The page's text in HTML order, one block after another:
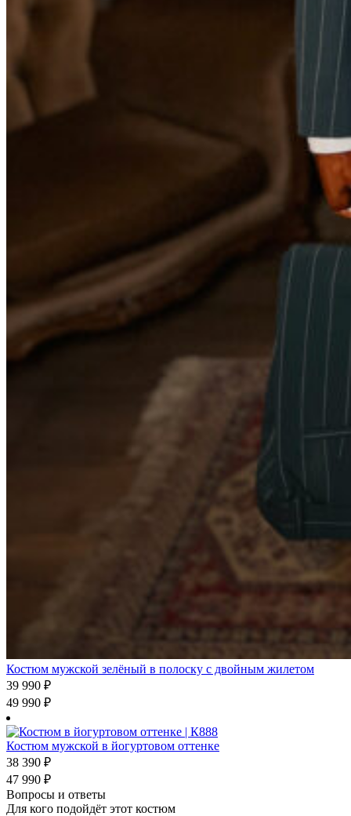
Костюм мужской зелёный в полоску с двойным жилетом
39 990 ₽
49 990 ₽
Костюм мужской в йогуртовом оттенке
38 390 ₽
47 990 ₽
Вопросы и ответы
Для кого подойдёт этот костюм